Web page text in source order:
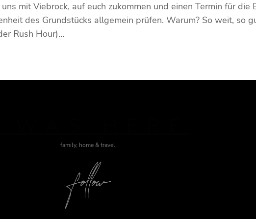
mit Viebrock, auf euch zukommen und einen Termin für die
des Grundstücks allgemein prüfen. Warum? So weit, so
Rush Hour)…
family, home & travel